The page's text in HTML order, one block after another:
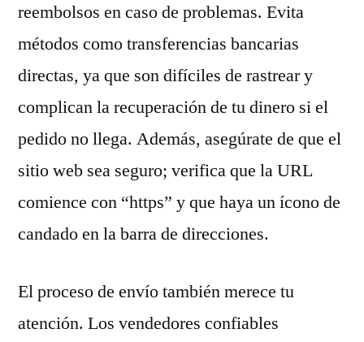
reembolsos en caso de problemas. Evita
métodos como transferencias bancarias
directas, ya que son difíciles de rastrear y
complican la recuperación de tu dinero si el
pedido no llega. Además, asegúrate de que el
sitio web sea seguro; verifica que la URL
comience con “https” y que haya un ícono de
candado en la barra de direcciones.
El proceso de envío también merece tu
atención. Los vendedores confiables